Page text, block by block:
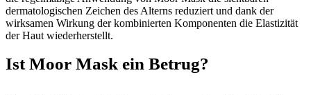
dermatologischen Zeichen des Alterns reduziert und dank der
wirksamen Wirkung der kombinierten Komponenten die Elastizität
der Haut wiederherstellt.
Ist Moor Mask ein Betrug?